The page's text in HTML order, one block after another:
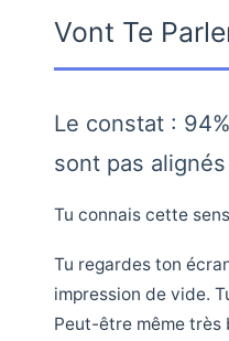
Vont Te
Le constat :
sont pas
Tu connais cette
Tu regardes ton
impression de vide.
Peut-être même très